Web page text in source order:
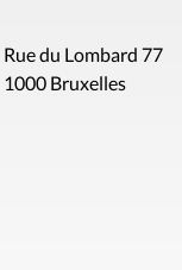
Rue du Lombard 77
1000 Bruxelles